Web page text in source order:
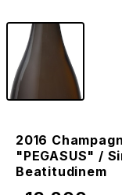
2016
"PEGASUS" /
Beatitudinem